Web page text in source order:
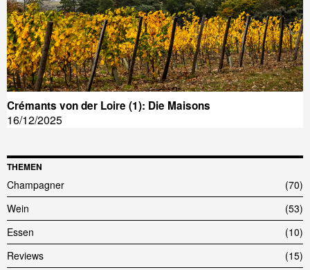
Crémants von der Loire (1): Die Maisons
16/12/2025
THEMEN
Champagner
70
Wein
53
Essen
10
Reviews
15